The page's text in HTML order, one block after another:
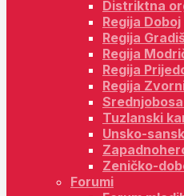
Distriktna
Regija Doboj
Regija
Regija
Regija
Regija
Tuzlanski
Unsko-
Zeničko-
Forumi